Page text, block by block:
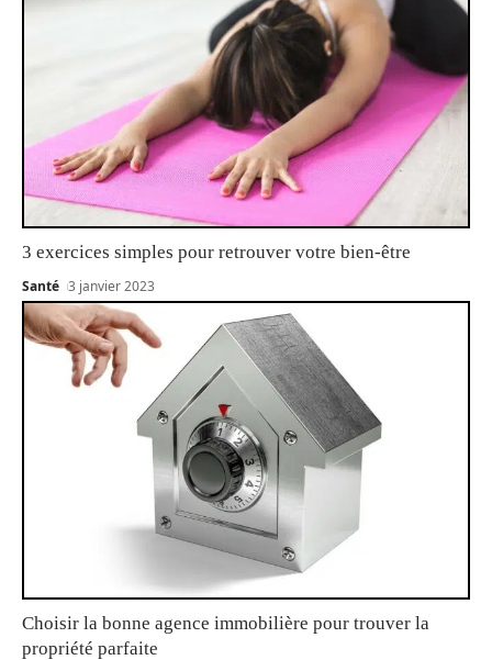
3 exercices simples pour retrouver votre bien-être
Santé 3 janvier 2023
Choisir la bonne agence immobilière pour trouver la
propriété parfaite